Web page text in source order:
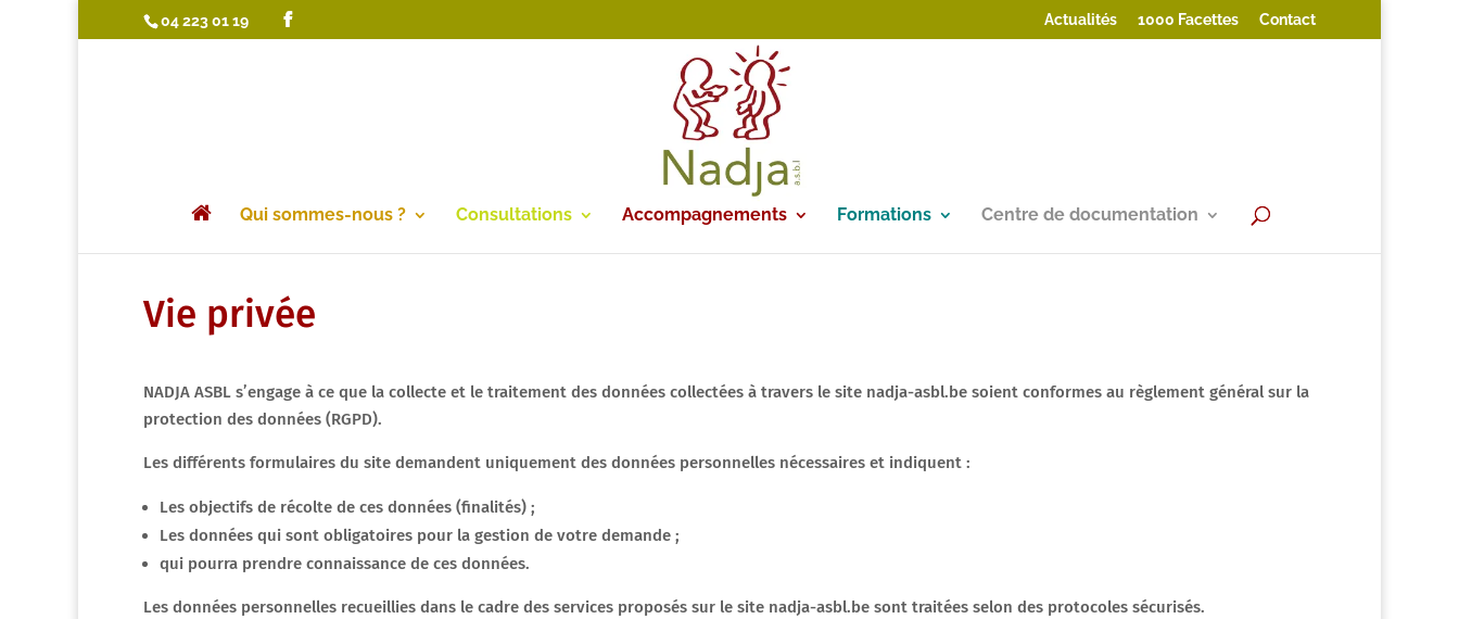
04 223 01 19 Actualités 1000 Facettes Contact
Qui sommes-nous ? Consultations Accompagnements Formations Centre de documentation
Vie privée
NADJA ASBL s’engage à ce que la collecte et le traitement des données collectées à travers le site nadja-asbl.be soient conformes au règlement général sur la
protection des données (RGPD).
Les différents formulaires du site demandent uniquement des données personnelles nécessaires et indiquent :
Les objectifs de récolte de ces données (finalités) ;
Les données qui sont obligatoires pour la gestion de votre demande ;
qui pourra prendre connaissance de ces données.
Les données personnelles recueillies dans le cadre des services proposés sur le site nadja-asbl.be sont traitées selon des protocoles sécurisés.